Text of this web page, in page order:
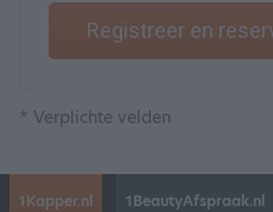
Registreer en
* Verplichte velden
1Kapper.nl 1BeautyAfspraak.nl